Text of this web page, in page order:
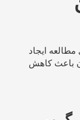
ایجاد
باعث کاهش